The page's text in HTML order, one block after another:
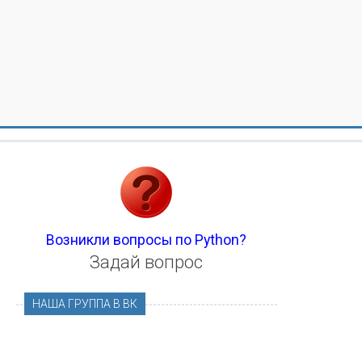
Возникли вопросы по Python?
Задай вопрос
НАША ГРУППА В ВК